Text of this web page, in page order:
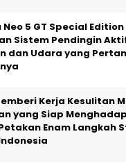
5 GT Special
Sistem Pendingin
dan Udara yang
Kerja Kesulitan
yang Siap
Enam Langkah